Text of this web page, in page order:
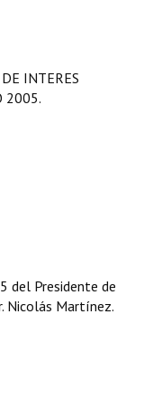
INTERES
2005.
del Presidente de
Nicolás Martínez.